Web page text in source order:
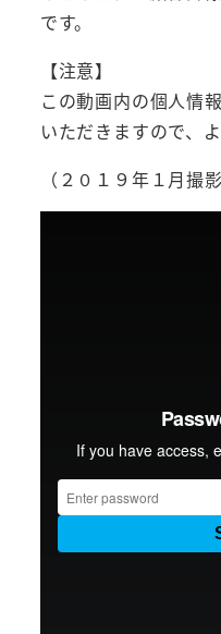
です。
【注意】
この動画内の個人情
いただきますので、
（２０１９年１月撮影